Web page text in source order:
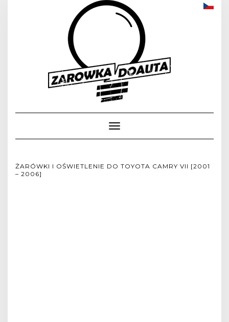
Toggle
Navigation
ŻARÓWKI I OŚWIETLENIE DO TOYOTA CAMRY VII [2001
– 2006]